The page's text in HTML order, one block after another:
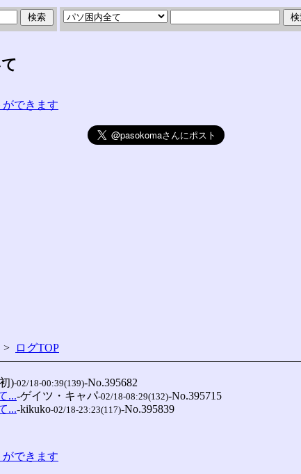
ができます
> ログTOP
)-02/18-00:39(139)-No.395682
...-ゲイツ・キャパ-02/18-08:29(132)-No.395715
...-kikuko-02/18-23:23(117)-No.395839
ができます